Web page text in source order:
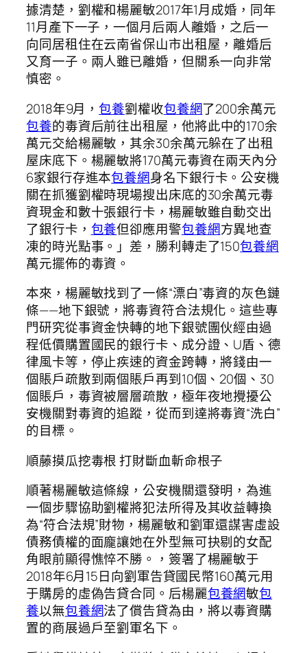
據清楚，劉權和楊麗敏2017年1月成婚，同年
11月產下一子，一個月后兩人離婚，之后一
向同居租住在云南省保山市出租屋，離婚后
又育一子。兩人雖已離婚，但關系一向非常
慎密。
2018年9月，包養劉權收包養網了200余萬元
包養的毒資后前往出租屋，他將此中的170余
萬元交給楊麗敏，其余30余萬元躲在了出租
屋床底下。楊麗敏將170萬元毒資在兩天內分
6家銀行存進本包養網身名下銀行卡。公安機
關在抓獲劉權時現場搜出床底的30余萬元毒
資現金和數十張銀行卡，楊麗敏雖自動交出
了銀行卡， 包養但卻應用警包養網方異地查
凍的時光點事。」差，勝利轉走了150包養網
萬元擺佈的毒資。
本來，楊麗敏找到了一條“漂白”毒資的灰色鏈
條——地下銀號，將毒資符合法規化。這些專
門研究從事資金快轉的地下銀號團伙經由過
程低價購置國民的銀行卡、成分證、U盾、德
律風卡等，停止疾速的資金跨轉，將錢由一
個賬戶疏散到兩個賬戶再到10個、20個、30
個賬戶，毒資被層層疏散，極年夜地攪擾公
安機關對毒資的追蹤，從而到達將毒資“洗白”
的目標。
順藤摸瓜挖毒根 打財斷血斬命根子
順著楊麗敏這條線，公安機關還發明，為進
一個步驟協助劉權將犯法所得及其收益轉換
為“符合法規”財物，楊麗敏和劉軍還謀害虛設
債務債權的面龐讓她在外型無可抉剔的女配
角眼前顯得憔悴不勝。，簽署了楊麗敏于
2018年6月15日向劉軍告貸國民幣160萬元用
于購房的虛偽告貸合同。后楊麗包養網敏包
養以無包養網法了償告貸為由，將以毒資購
置的商展過戶至劉軍名下。